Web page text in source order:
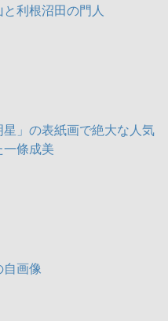
利根沼田の門人
星」の表紙画で絶大な人気
一條成美
自画像